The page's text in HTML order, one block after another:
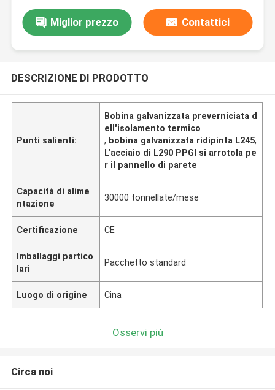
Miglior prezzo Contattici
DESCRIZIONE DI PRODOTTO
Punti salienti:
Bobina galvanizzata preverniciata d
ell'isolamento termico
, bobina galvanizzata ridipinta L245,
L'acciaio di L290 PPGI si arrotola pe
r il pannello di parete
Capacità di alime
ntazione
30000 tonnellate/mese
Certificazione CE
Imballaggi partico
lari
Pacchetto standard
Luogo di origine Cina
Osservi più
Circa noi